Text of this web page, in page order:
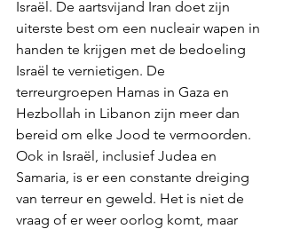
Israël. De aartsvijand Iran doet zijn
uiterste best om een nucleair wapen in
handen te krijgen met de bedoeling
Israël te vernietigen. De
terreurgroepen Hamas in Gaza en
Hezbollah in Libanon zijn meer dan
bereid om elke Jood te vermoorden.
Ook in Israël, inclusief Judea en
Samaria, is er een constante dreiging
van terreur en geweld. Het is niet de
vraag of er weer oorlog komt, maar